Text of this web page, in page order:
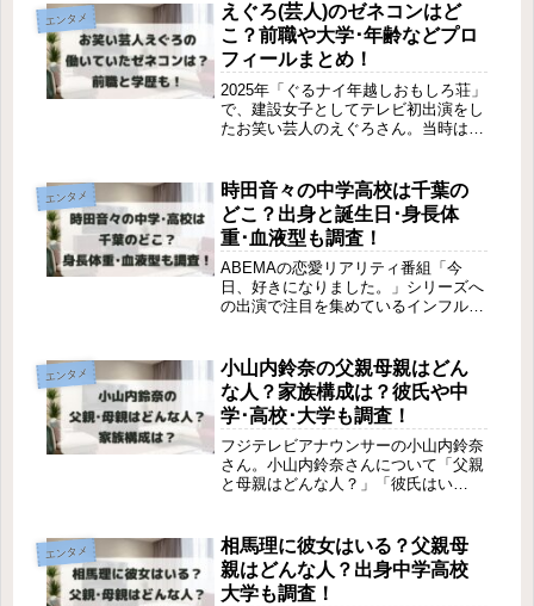
エンタメ
えぐろ(芸人)のゼネコンはど
こ？前職や大学･年齢などプロ
フィールまとめ！
2025年「ぐるナイ年越しおもしろ荘」
で、建設女子としてテレビ初出演をし
たお笑い芸人のえぐろさん。当時は芸
ンに勤めていたのでは？」と話題にな
りました。そうなると、えぐろさん...
エンタメ
時田音々の中学高校は千葉の
どこ？出身と誕生日･身長体
重･血液型も調査！
ABEMAの恋愛リアリティ番組「今
日、好きになりました。」シリーズへ
の出演で注目を集めているインフルエ
千葉県のどこ？」「出身地や誕生日・
身長体重と血液型は？」「家族構成
は？...
エンタメ
小山内鈴奈の父親母親はどん
な人？家族構成は？彼氏や中
学･高校･大学も調査！
フジテレビアナウンサーの小山内鈴奈
さん。小山内鈴奈さんについて「父親
と母親はどんな人？」「彼氏はい
はないでしょうか。そこで本記事では
「小山内鈴奈の父親母親はどんな人？
彼氏は...
エンタメ
相馬理に彼女はいる？父親母
親はどんな人？出身中学高校
大学も調査！